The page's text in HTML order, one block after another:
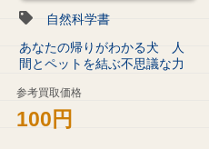
自然科学書
あなたの帰りがわかる犬 人
間とペットを結ぶ不思議な力
参考買取価格
100円